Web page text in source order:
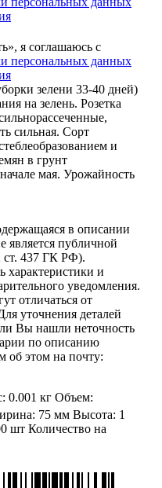
я соглашаюсь с
персональных данных
зелени 33-40 дней)
на зелень. Розетка
сильная. Сорт
и
в грунт
мая. Урожайность
в описании
является публичной
ст. 437 ГК РФ).
характеристики и
уведомления.
отличаться от
уточнения деталей
Вы нашли неточность
по описанию
об этом на почту:
0.001 кг Объем:
75 мм Высота: 1
шт Количество на